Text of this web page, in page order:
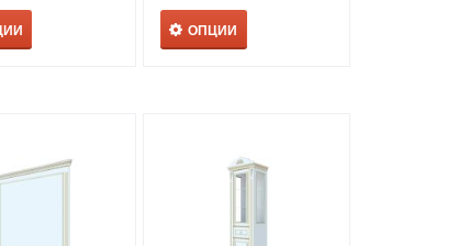
ОПЦИИ